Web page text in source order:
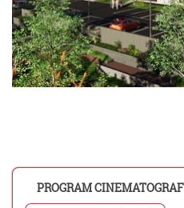
PROGRAM